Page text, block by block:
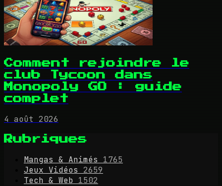
Comment rejoindre le
club Tycoon dans
Monopoly GO : guide
complet
4 août 2026
Rubriques
Mangas & Animés
1765
Jeux Vidéos
2659
Tech & Web 1502